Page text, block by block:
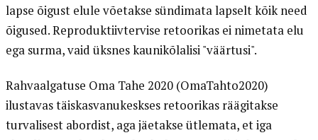
lapse õigust elule võetakse sündimata lapselt kõik need
õigused. Reproduktiivtervise retoorikas ei nimetata elu
ega surma, vaid üksnes kaunikõlalisi "väärtusi".
Rahvaalgatuse Oma Tahe 2020 (OmaTahto2020)
ilustavas täiskasvanukeskses retoorikas räägitakse
turvalisest abordist, aga jäetakse ütlemata, et iga